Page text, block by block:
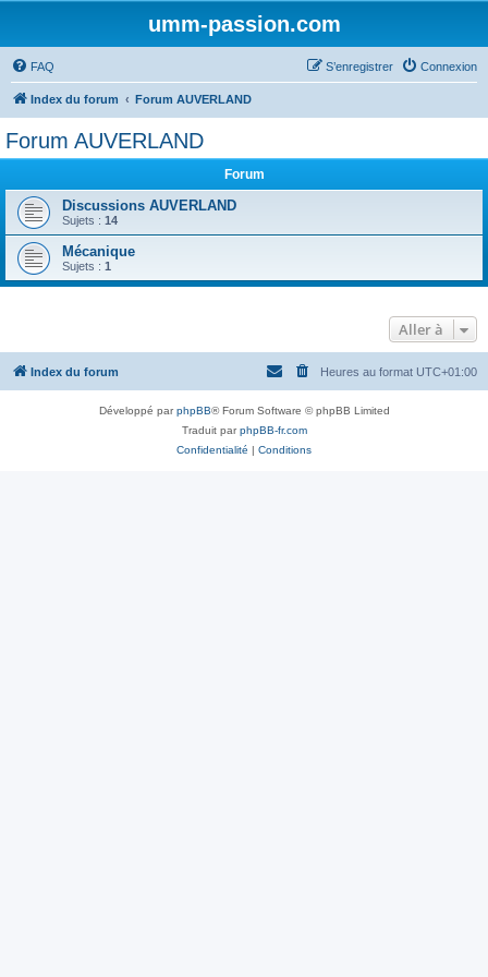
umm-passion.com
FAQ Connexion
S’enregistrer
Index du forum Forum AUVERLAND
Forum AUVERLAND
Forum
Discussions AUVERLAND
Sujets : 14
Mécanique
Sujets : 1
Aller à
Index du forum Heures au format UTC+01:00
Développé parphpBB® Forum Software © phpBB Limited
Traduit parphpBB-fr.com
Confidentialité | Conditions